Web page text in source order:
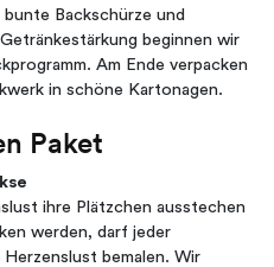
Backschürze und
beginnen wir
Am Ende verpacken
in schöne Kartonagen.
Paket
ihre Plätzchen ausstechen
werden, darf jeder
bemalen. Wir